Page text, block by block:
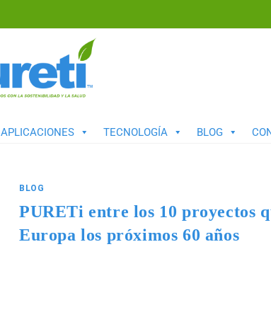
APLICACIONES TECNOLOGÍA BLOG
BLOG
PURETi entre los 10 proyectos
Europa los próximos 60 años